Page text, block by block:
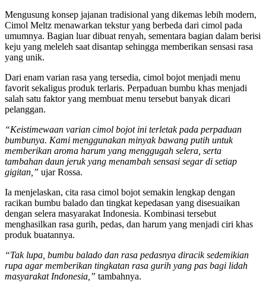
Mengusung konsep jajanan tradisional yang dikemas lebih modern,
Cimol Meltz menawarkan tekstur yang berbeda dari cimol pada
umumnya. Bagian luar dibuat renyah, sementara bagian dalam berisi
keju yang meleleh saat disantap sehingga memberikan sensasi rasa
yang unik.
Dari enam varian rasa yang tersedia, cimol bojot menjadi menu
favorit sekaligus produk terlaris. Perpaduan bumbu khas menjadi
salah satu faktor yang membuat menu tersebut banyak dicari
pelanggan.
“Keistimewaan varian cimol bojot ini terletak pada perpaduan
bumbunya. Kami menggunakan minyak bawang putih untuk
memberikan aroma harum yang menggugah selera, serta
tambahan daun jeruk yang menambah sensasi segar di setiap
gigitan,” ujar Rossa.
Ia menjelaskan, cita rasa cimol bojot semakin lengkap dengan
racikan bumbu balado dan tingkat kepedasan yang disesuaikan
dengan selera masyarakat Indonesia. Kombinasi tersebut
menghasilkan rasa gurih, pedas, dan harum yang menjadi ciri khas
produk buatannya.
“Tak lupa, bumbu balado dan rasa pedasnya diracik sedemikian
rupa agar memberikan tingkatan rasa gurih yang pas bagi lidah
masyarakat Indonesia,” tambahnya.